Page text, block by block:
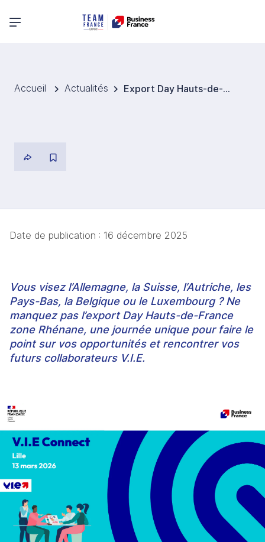
Menu principal
Accueil Actualités Export Day Hauts-de-France Allemagne, Suisse, Autriche, Benelux
Date de publication : 16 décembre 2025
Vous visez l’Allemagne, la Suisse, l’Autriche, les
Pays-Bas, la Belgique ou le Luxembourg ? Ne
manquez pas l’export Day Hauts-de-France
zone Rhénane, une journée unique pour faire le
point sur vos opportunités et rencontrer vos
futurs collaborateurs V.I.E.